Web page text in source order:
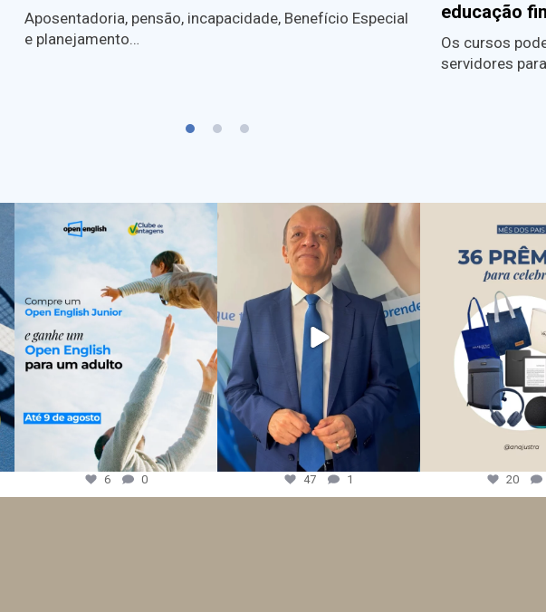
Aposentadoria, pensão, incapacidade, Benefício Especial
e planejamento…
educação
Os cursos
servidores
6 0 47 1 20